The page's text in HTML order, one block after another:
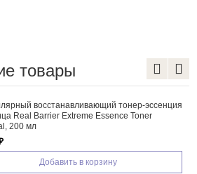
товары
восстанавливающий тонер-эссенция
Real Barrier Extreme Essence Toner
200 мл
Добавить в корзину